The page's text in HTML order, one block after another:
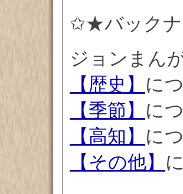
✩★バック
ジョンまん
【歴史】 に
【季節】 に
【高知】 に
【その他】